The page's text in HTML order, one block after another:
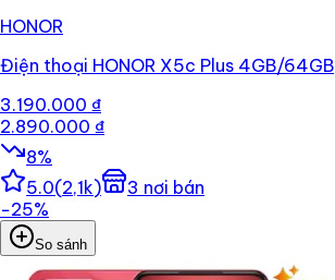
HONOR
Điện thoại HONOR X5c Plus 4GB/64GB
3.190.000 ₫
2.890.000 ₫
8%
5.0(2,1k) 3 nơi bán
−25%
So sánh